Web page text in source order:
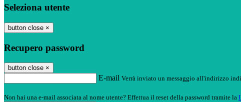
Seleziona utente
button close ×
Recupero password
button close ×
E-mail Verrà inviato un messaggio all'indirizzo
Non hai una e-mail associata al nome utente? Effettua il reset della password tramite la